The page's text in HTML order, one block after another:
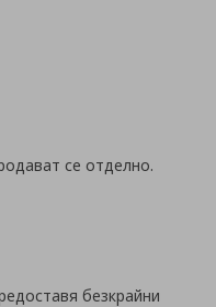
се отделно.
безкрайни